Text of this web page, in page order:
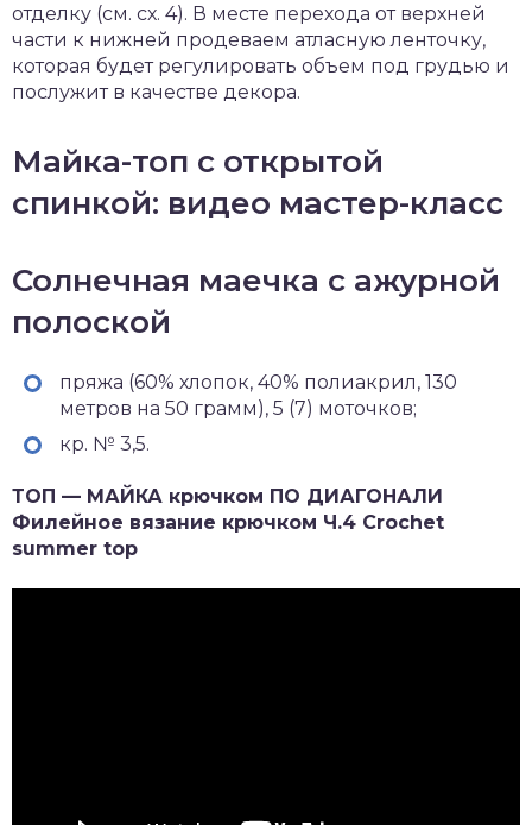
отделку (см. сх. 4). В месте перехода от верхней
части к нижней продеваем атласную ленточку,
которая будет регулировать объем под грудью и
послужит в качестве декора.
Майка-топ с открытой
спинкой: видео мастер-класс
Солнечная маечка с ажурной
полоской
пряжа (60% хлопок, 40% полиакрил, 130
метров на 50 грамм), 5 (7) моточков;
кр. № 3,5.
ТОП — МАЙКА крючком ПО ДИАГОНАЛИ
Филейное вязание крючком Ч.4 Crochet
summer top